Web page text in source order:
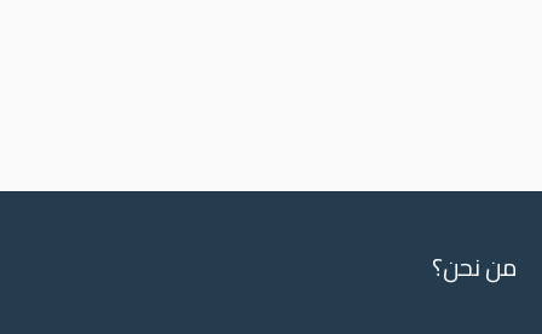
من نحن؟